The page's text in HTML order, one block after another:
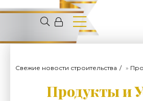
Свежие новости строительства »
Продукты и